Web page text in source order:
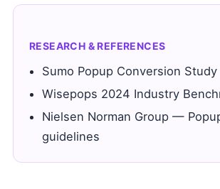
RESEARCH & REFERENCES
Sumo Popup Conversion Study
Wisepops 2024 Industry
Nielsen Norman Group —
guidelines